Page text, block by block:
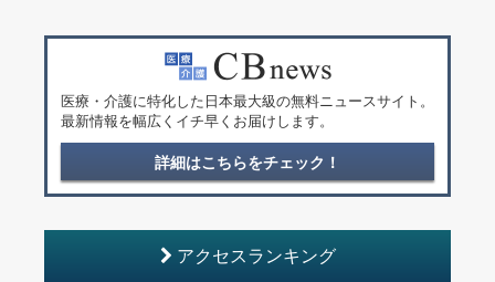
医療・介護に特化した日本最大級の無料ニュースサイト。
最新情報を幅広くイチ早くお届けします。
詳細はこちらをチェック！
アクセスランキング